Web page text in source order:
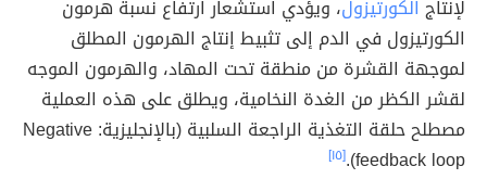
لإنتاج الكورتيزول، ويؤدي استشعار ارتفاع نسبة هرمون
الكورتيزول في الدم إلى تثبيط إنتاج الهرمون المطلق
لموجهة القشرة من منطقة تحت المهاد، والهرمون الموجه
لقشر الكظر من الغدة النخامية، ويطلق على هذه العملية
مصطلح حلقة التغذية الراجعة السلبية (بالإنجليزية: Negative
feedback loop). [١٥]